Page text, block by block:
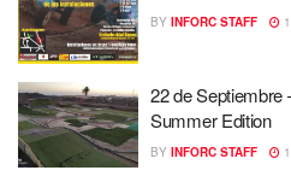
BY INFORC STAFF
22 de Septiembre
Summer Edition
BY INFORC STAFF